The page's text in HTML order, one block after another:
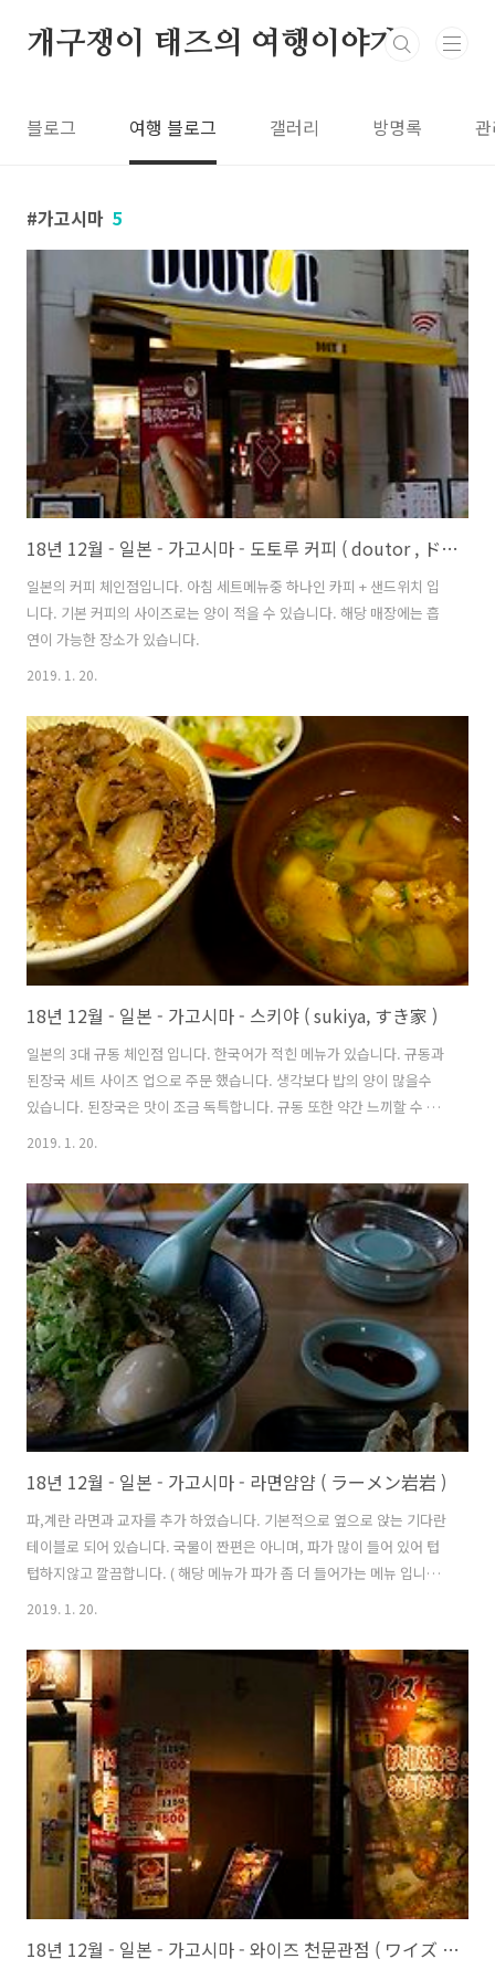
개구쟁이 태즈의 여행이야기
블로그 여행 블로그 갤러리 방명록
가고시마 5
18년 12월 - 일본 - 가고시마 - 도토루 커피 ( doutor , ドトールコーヒー )
일본의 커피 체인점입니다. 아침 세트메뉴중 하나인 카피 + 샌드위치 입
니다. 기본 커피의 사이즈로는 양이 적을 수 있습니다. 해당 매장에는 흡
연이 가능한 장소가 있습니다.
2019. 1. 20.
18년 12월 - 일본 - 가고시마 - 스키야 ( sukiya, すき家 )
일본의 3대 규동 체인점 입니다. 한국어가 적힌 메뉴가 있습니다. 규동과
된장국 세트 사이즈 업으로 주문 했습니다. 생각보다 밥의 양이 많을수
있습니다. 된장국은 맛이 조금 독특합니다. 규동 또한 약간 느끼할 수 있
으며, 테이블에 있는 기본 찬인 생강초절임과 같이 드시면 괜찮습니다. *
2019. 1. 20.
18년 12월 - 일본 - 가고시마 - 라면얌얌 ( ラーメン岩岩 )
파,계란 라면과 교자를 추가 하였습니다. 기본적으로 옆으로 앉는 기다란
테이블로 되어 있습니다. 국물이 짠편은 아니며, 파가 많이 들어 있어 텁
텁하지않고 깔끔합니다. ( 해당 메뉴가 파가 좀 더 들어가는 메뉴 입니다.
)2019. 1. 20.
18년 12월 - 일본 - 가고시마 - 와이즈 천문관점 ( ワイズ 天文館店 )